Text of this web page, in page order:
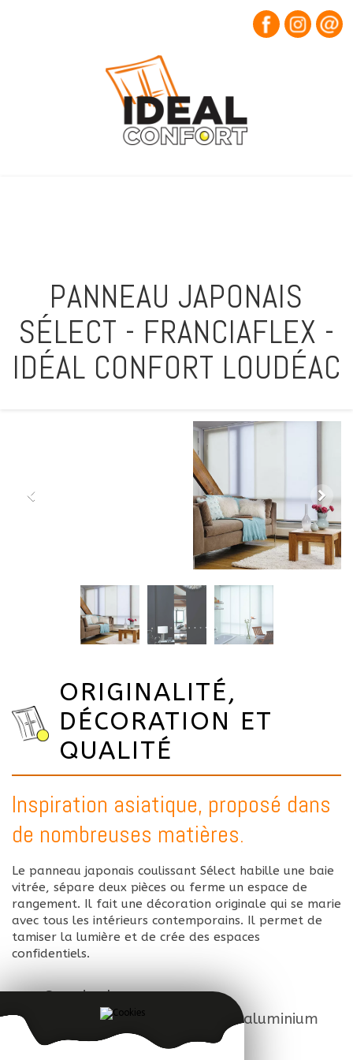
PANNEAU JAPONAIS
SÉLECT - FRANCIAFLEX -
IDÉAL CONFORT LOUDÉAC
ORIGINALITÉ,
DÉCORATION ET
QUALITÉ
Inspiration asiatique, proposé dans
de nombreuses matières.
Le panneau japonais coulissant Sélect habille une baie
vitrée, sépare deux pièces ou ferme un espace de
rangement. Il fait une décoration originale qui se marie
avec tous les intérieurs contemporains. Il permet de
tamiser la lumière et de crée des espaces
confidentiels.
Grandes largeurs
Choix du rail (aluminium ou aluminium
massif chromé)